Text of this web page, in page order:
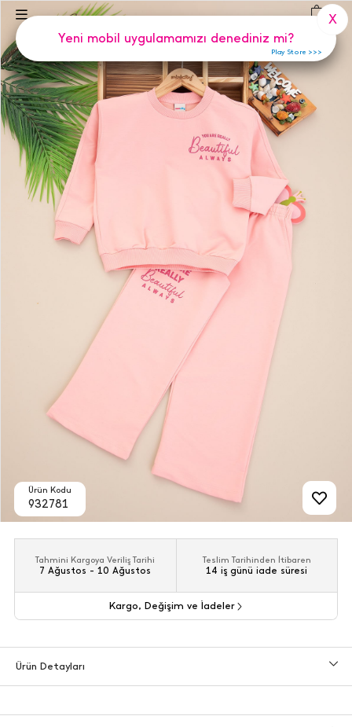
0 )
Ürün Kodu
932781
Tahmini Kargoya Veriliş Tarihi
7 Ağustos - 10 Ağustos
Teslim Tarihinden İtibaren
14 iş günü iade süresi
Kargo, Değişim ve İadeler
Ürün Detayları
Yeni mobil uygulamamızı denediniz mi?
X
Play Store >>>